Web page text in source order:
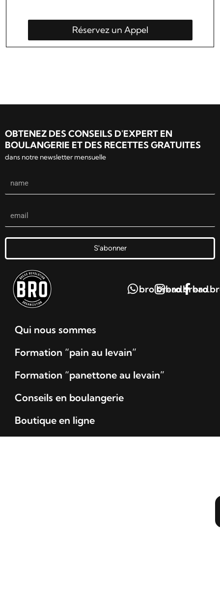
Réservez un Appel
OBTENEZ DES CONSEILS D'EXPERT EN
BOULANGERIE ET DES RECETTES GRATUITES
dans notre newsletter mensuelle
S'abonner
bro.breadbro.bread
Qui nous sommes
Formation “pain au levain”
Formation “panettone au levain”
Conseils en boulangerie
Boutique en ligne